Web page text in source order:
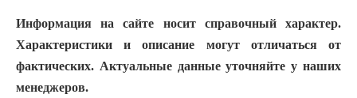
Информация на сайте носит справочный характер.
Характеристики и описание могут отличаться от
фактических. Актуальные данные уточняйте у наших
менеджеров.